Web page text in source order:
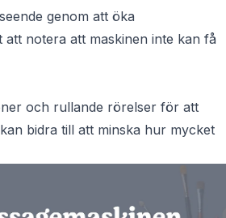
genom att öka
notera att maskinen inte kan få
och rullande rörelser för att
bidra till att minska hur mycket